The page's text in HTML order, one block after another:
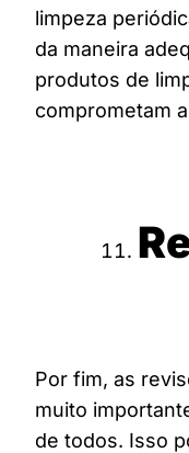
limpeza
da maneira
produtos de
comprometam
Por fim, as
muito
de todos. Isso